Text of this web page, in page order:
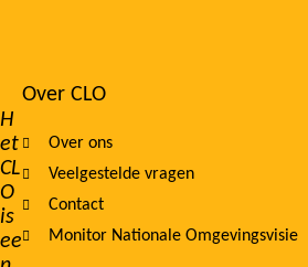
H
et
CL
O
is
ee
Footer
navigation
Over CLO
Over ons
Veelgestelde vragen
Contact
Monitor Nationale Omgevingsvisie